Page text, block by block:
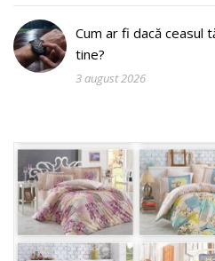
Cum ar fi dacă ceasul
tine?
3 august 2026